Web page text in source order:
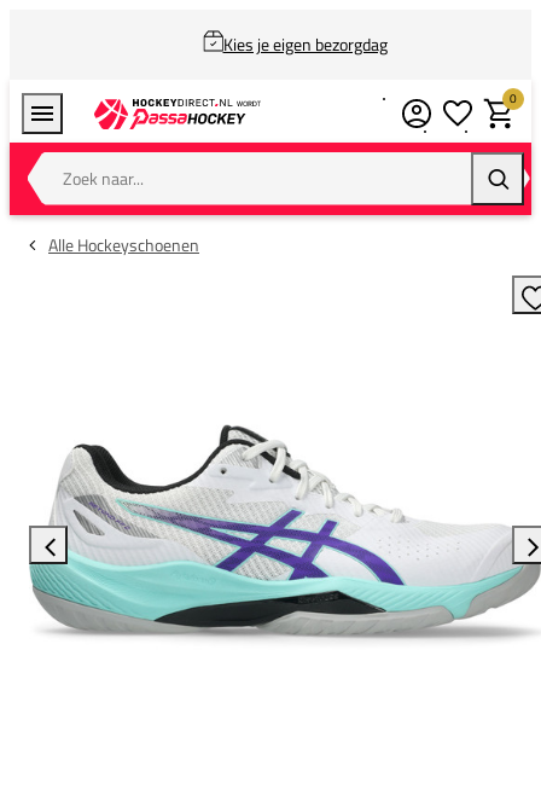
Kies je eigen bezorgdag
Zoek naar...
0
Alle Hockeyschoenen